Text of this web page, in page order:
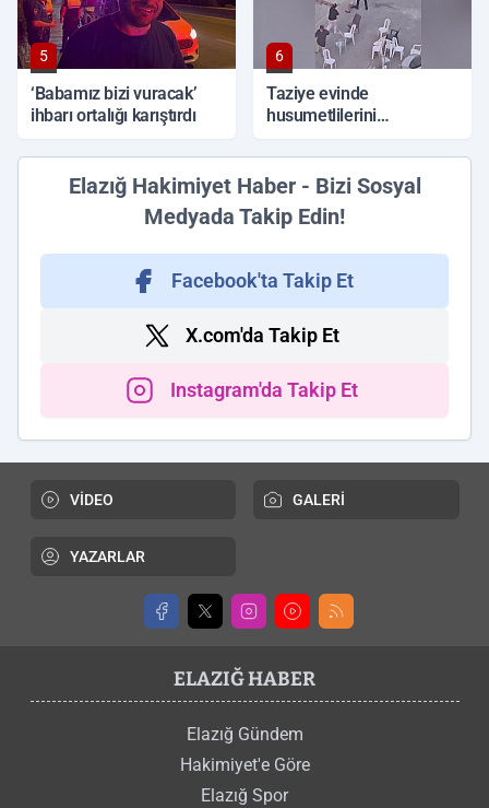
5
‘Babamız bizi vuracak’
ihbarı ortalığı karıştırdı
6
Taziye evinde
husumetlilerini
Elazığ Hakimiyet Haber - Bizi Sosyal
Medyada Takip Edin!
Facebook'ta Takip Et
X.com'da Takip Et
Instagram'da Takip Et
VİDEO GALERİ
YAZARLAR
ELAZIĞ HABER
Elazığ Gündem
Hakimiyet'e Göre
Elazığ Spor